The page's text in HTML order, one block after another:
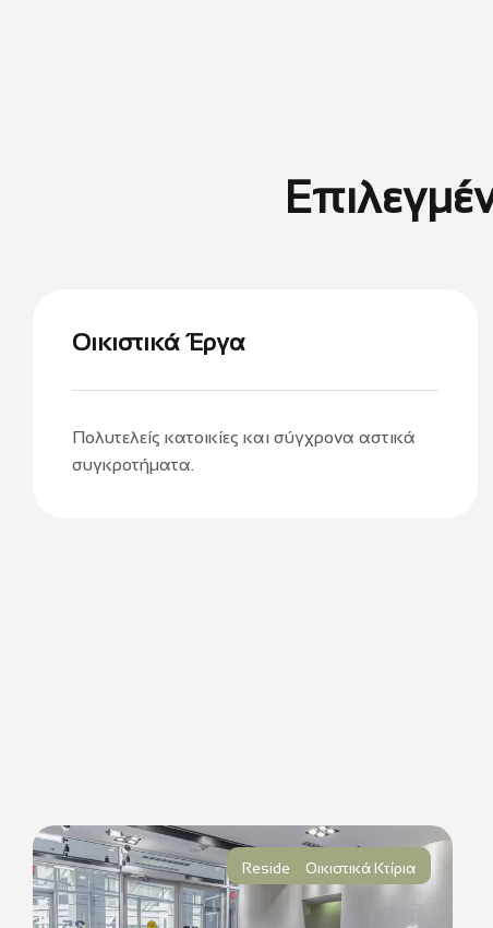
Οικιστικά Έργα
Πολυτελείς κατοικίες και σύγχρονα αστικά
συγκροτήματα.
Residential Development
Οικιστικά Κτίρια